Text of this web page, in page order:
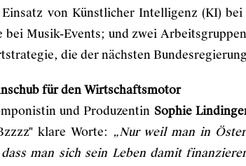
von Künstlicher Intelligenz (KI)
bei Musik-Events; und zwei
die der nächsten
für den Wirtschaftsmotor
und Produzentin Sophie
klare Worte: „Nur weil man in
man sich sein Leben damit